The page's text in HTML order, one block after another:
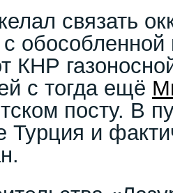
связать
обособленной
КНР
с тогда ещё
посту. В
Турция и